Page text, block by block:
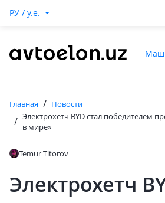
РУ / y.e.
Главная / Новости
/ Электрохетч BYD стал победителем
в мире»
Temur Titorov
Электрохетч